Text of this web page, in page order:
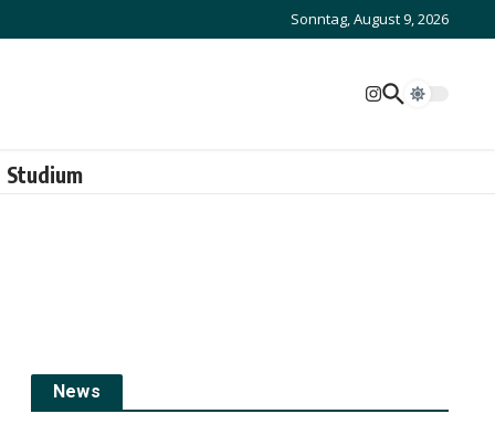
Sonntag, August 9, 2026
Studium
News